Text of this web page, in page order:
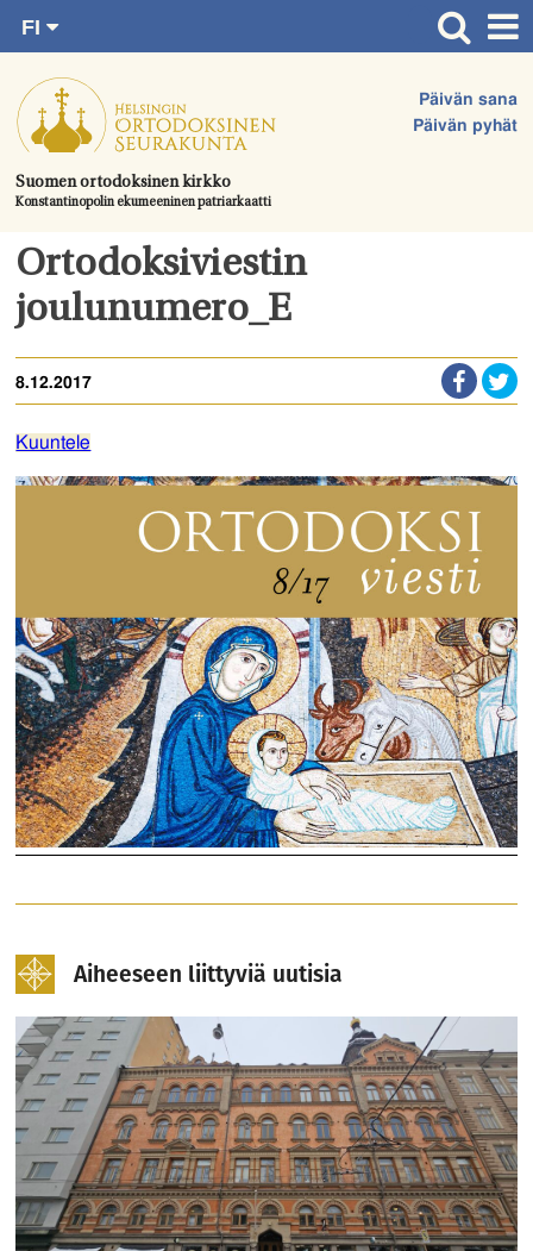
suoraan
sisältöön.
Suomen ortodoksinen kirkko
Konstantinopolin ekumeeninen patriarkaatti
Päivän sana
Päivän pyhät
FI
SV
EN
UA
Etusivu
Ajankohtaista
Juhlat & toimitukset
Kirkot
Apua & tukea
Hautausmaa
Yhteystiedot
Ortodoksiviestin
joulunumero_E
8.12.2017
Kuuntele
Aiheeseen liittyviä uutisia